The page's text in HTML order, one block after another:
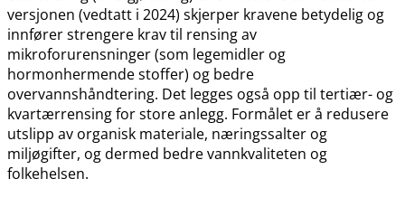
versjonen (vedtatt i 2024) skjerper kravene betydelig og
innfører strengere krav til rensing av
mikroforurensninger (som legemidler og
hormonhermende stoffer) og bedre
overvannshåndtering. Det legges også opp til tertiær- og
kvartærrensing for store anlegg. Formålet er å redusere
utslipp av organisk materiale, næringssalter og
miljøgifter, og dermed bedre vannkvaliteten og
folkehelsen.